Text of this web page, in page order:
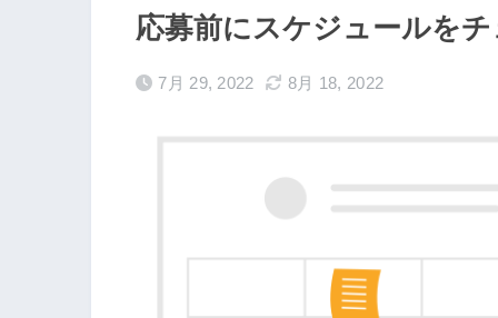
応募前にスケジュールを
7月 29, 2022 8月 18, 2022